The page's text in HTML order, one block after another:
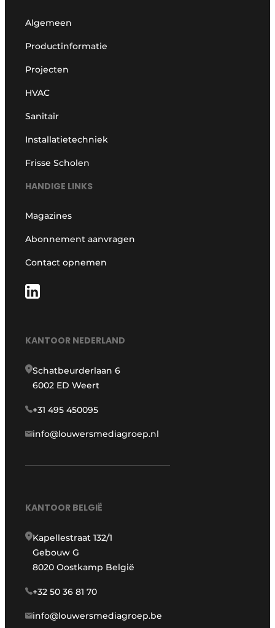
Algemeen
Productinformatie
Projecten
HVAC
Sanitair
Installatietechniek
Frisse Scholen
HANDIGE LINKS
Magazines
Abonnement aanvragen
Contact opnemen
KANTOOR NEDERLAND
Schatbeurderlaan 6
6002 ED Weert
+31 495 450095
info@louwersmediagroep.nl
KANTOOR BELGIË
Kapellestraat 132/1
Gebouw G
8020 Oostkamp België
+32 50 36 81 70
info@louwersmediagroep.be